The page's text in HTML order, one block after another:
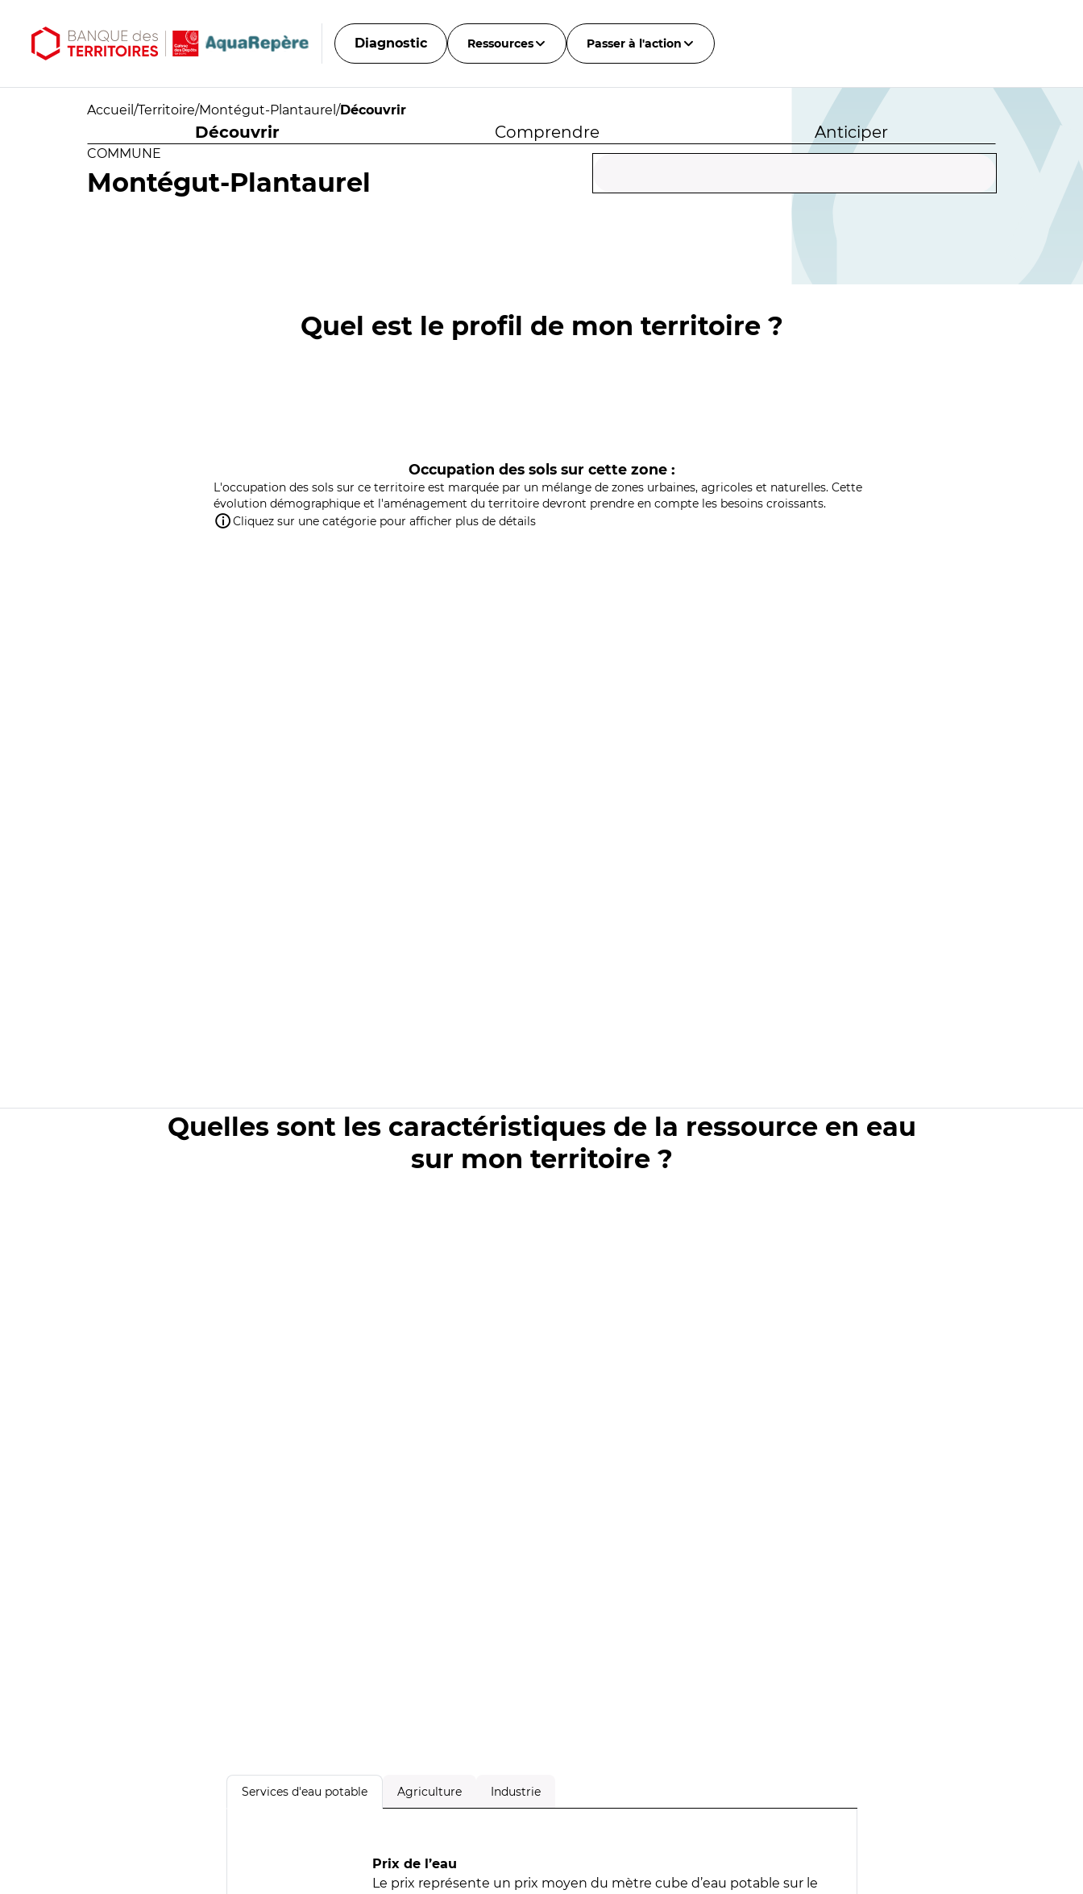
Diagnostic Ressources Passer à l'action
Accueil /Territoire/Montégut-Plantaurel /Découvrir
Découvrir Comprendre Anticiper
COMMUNE
Montégut-Plantaurel
Quel est le profil de mon territoire ?
Occupation des sols sur cette zone :
L'occupation des sols sur ce territoire est marquée par un mélange de zones urbaines, agricoles et naturelles. Cette
évolution démographique et l'aménagement du territoire devront prendre en compte les besoins croissants.
Cliquez sur une catégorie pour afficher plus de détails
Quelles sont les caractéristiques de la ressource en eau
sur mon territoire ?
Services d'eau potable Agriculture Industrie
Prix de l’eau
Le prix représente un prix moyen du mètre cube d’eau potable sur le